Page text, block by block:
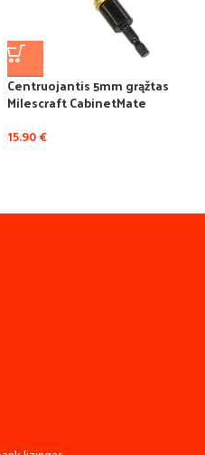
Centruojantis 5mm grąžtas
Milescraft CabinetMate
15.90€